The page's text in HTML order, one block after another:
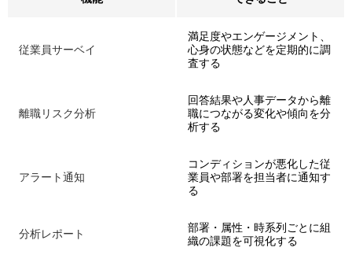
従業員サーベイ
満足度やエンゲージメント、
心身の状態などを定期的に調
査する
離職リスク分析
回答結果や人事データから離
職につながる変化や傾向を分
析する
アラート通知
コンディションが悪化した従
業員や部署を担当者に通知す
る
分析レポート
部署・属性・時系列ごとに組
織の課題を可視化する